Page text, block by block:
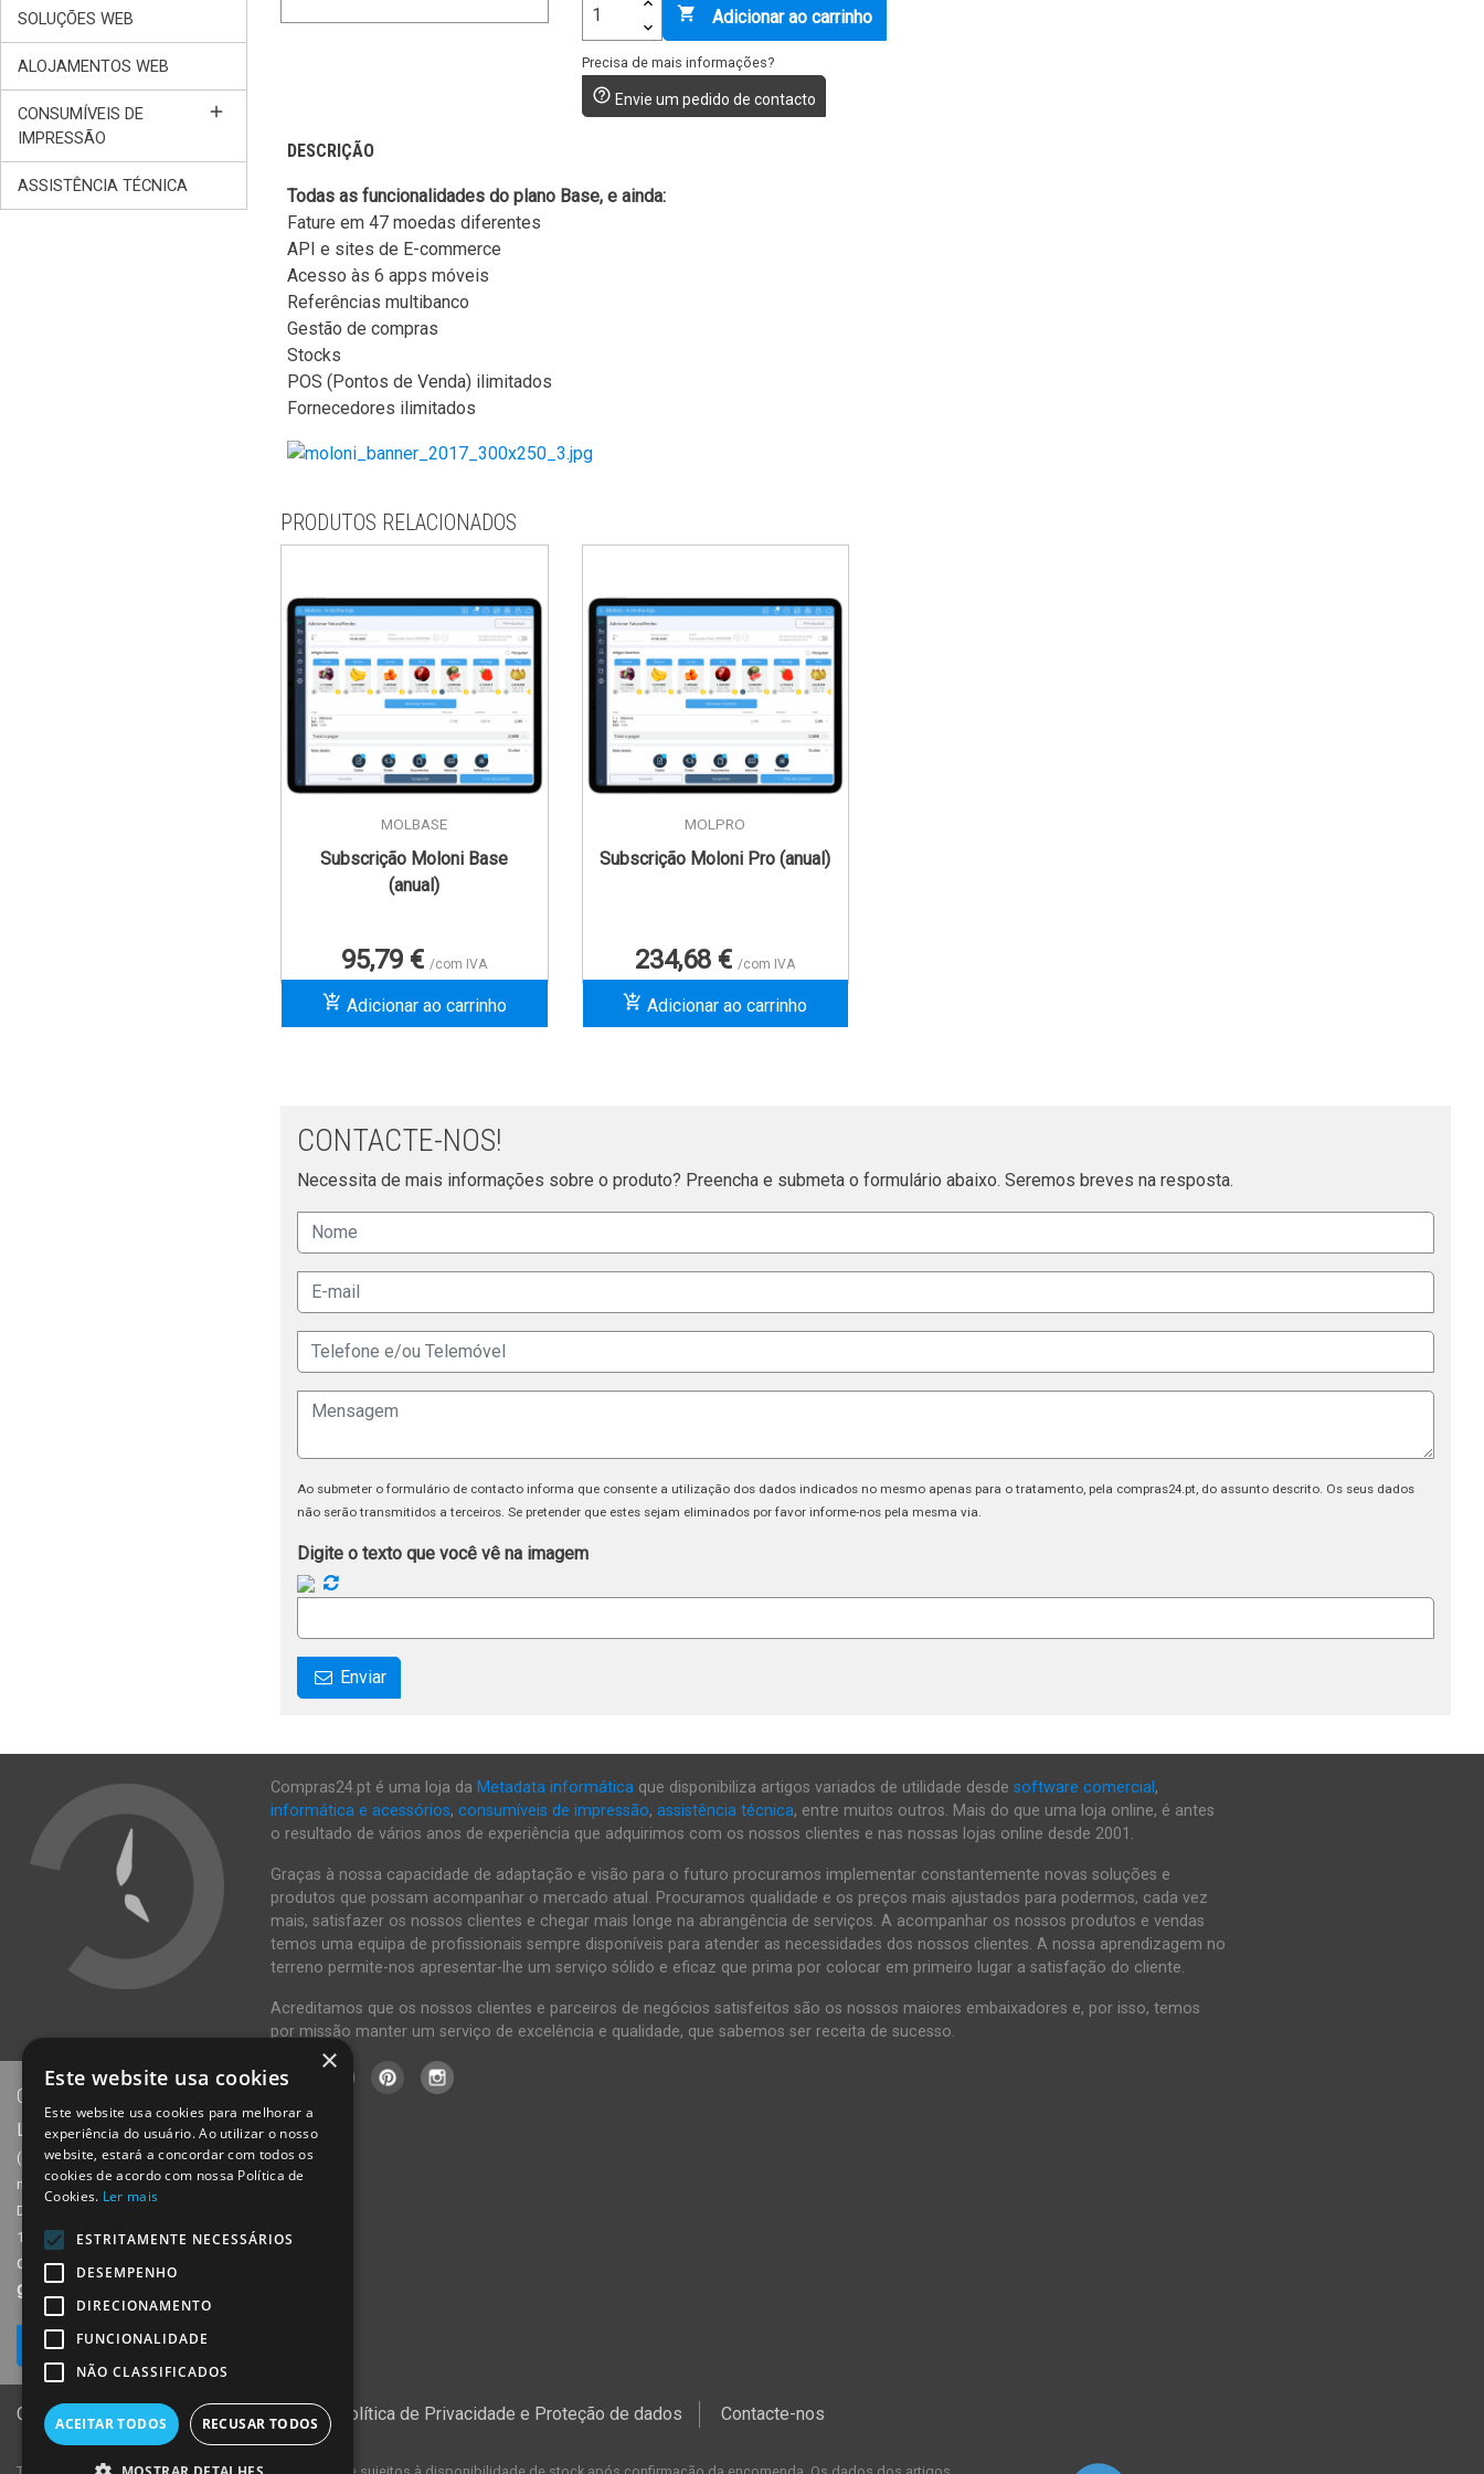
SOLUÇÕES WEB
ALOJAMENTOS WEB
CONSUMÍVEIS DE
IMPRESSÃO
add
ASSISTÊNCIA TÉCNICA
 Adicionar ao carrinho
Precisa de mais informações?
help_outline Envie um pedido de contacto
DESCRIÇÃO
Todas as funcionalidades do plano Base, e ainda:
Fature em 47 moedas diferentes
API e sites de E-commerce
Acesso às 6 apps móveis
Referências multibanco
Gestão de compras
Stocks
POS (Pontos de Venda) ilimitados
Fornecedores ilimitados
PRODUTOS RELACIONADOS
MOLBASE
Subscrição Moloni Base
(anual)
Preço
95,79 € /com IVA
add_shopping_cart Adicionar ao carrinho
MOLPRO
Subscrição Moloni Pro (anual)
Preço
234,68 € /com IVA
add_shopping_cart Adicionar ao carrinho
CONTACTE-NOS!
Necessita de mais informações sobre o produto? Preencha e submeta o formulário abaixo. Seremos breves na resposta.
Ao submeter o formulário de contacto informa que consente a utilização dos dados indicados no mesmo apenas para o tratamento, pela compras24.pt, do assunto descrito. Os seus dados
não serão transmitidos a terceiros. Se pretender que estes sejam eliminados por favor informe-nos pela mesma via.
Digite o texto que você vê na imagem
Enviar
Compras24.pt é uma loja da Metadata informática que disponibiliza artigos variados de utilidade desde software comercial ,
informática e acessórios, consumíveis de impressão, assistência técnica, entre muitos outros. Mais do que uma loja online, é antes
o resultado de vários anos de experiência que adquirimos com os nossos clientes e nas nossas lojas online desde 2001.
Graças à nossa capacidade de adaptação e visão para o futuro procuramos implementar constantemente novas soluções e
produtos que possam acompanhar o mercado atual. Procuramos qualidade e os preços mais ajustados para podermos, cada vez
mais, satisfazer os nossos clientes e chegar mais longe na abrangência de serviços. A acompanhar os nossos produtos e vendas
temos uma equipa de profissionais sempre disponíveis para atender as necessidades dos nossos clientes. A nossa aprendizagem no
terreno permite-nos apresentar-lhe um serviço sólido e eficaz que prima por colocar em primeiro lugar a satisfação do cliente.
Acreditamos que os nossos clientes e parceiros de negócios satisfeitos são os nossos maiores embaixadores e, por isso, temos
por missão manter um serviço de excelência e qualidade, que sabemos ser receita de sucesso.
CONTACTE-NOS
Ligue para o234 623 870
(chamada para a rede fixa
nacional)
De segunda a sexta, das 09:00 às
19:00
ou envie e-mail para
geral@compras24.pt
Mais contactos
Condições de Venda Política de Privacidade e Proteção de dados Contacte-nos
Todos os artigos apresentados no site encontram-se sujeitos à disponibilidade de stock após confirmação da encomenda. Os dados dos artigos
×
Este website usa cookies
Este website usa cookies para melhorar a
experiência do usuário. Ao utilizar o nosso
website, estará a concordar com todos os
cookies de acordo com nossa Política de
Cookies. Ler mais
ESTRITAMENTE NECESSÁRIOS
DESEMPENHO
DIRECIONAMENTO
FUNCIONALIDADE
NÃO CLASSIFICADOS
ACEITAR TODOS RECUSAR TODOS